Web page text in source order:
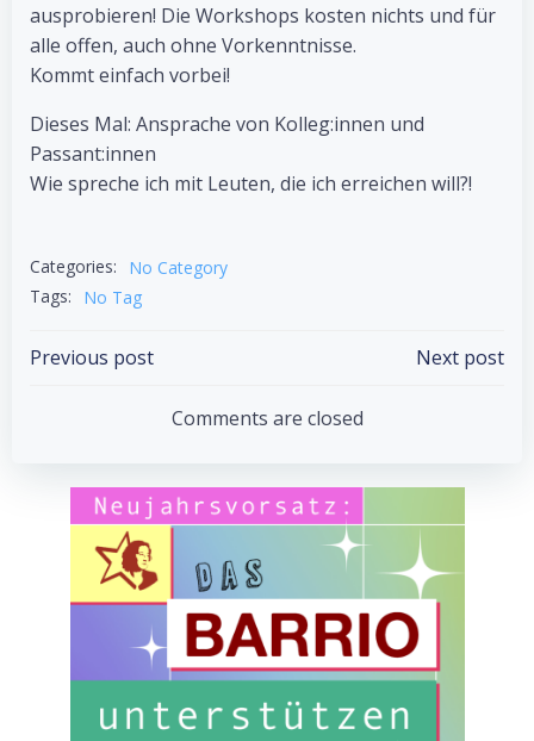
ausprobieren! Die Workshops kosten nichts und für
alle offen, auch ohne Vorkenntnisse. ­
Kommt einfach vorbei!
Dieses Mal: Ansprache von Kolleg:innen und
Passant:innen
Wie spreche ich mit Leuten, die ich erreichen will?!
Categories:
No Category
Tags:
No Tag
Post
navigation
Previous post
navigation
Next post
Comments are closed